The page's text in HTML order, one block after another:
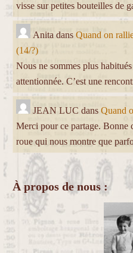
visse sur petites bouteilles de
Anita dans Quand on
(14/?)
Nous ne sommes plus
attentionnée. C’est une
JEAN LUC dans Quand
Merci pour ce partage. Bonne
roue qui nous montre que
À propos de nous :